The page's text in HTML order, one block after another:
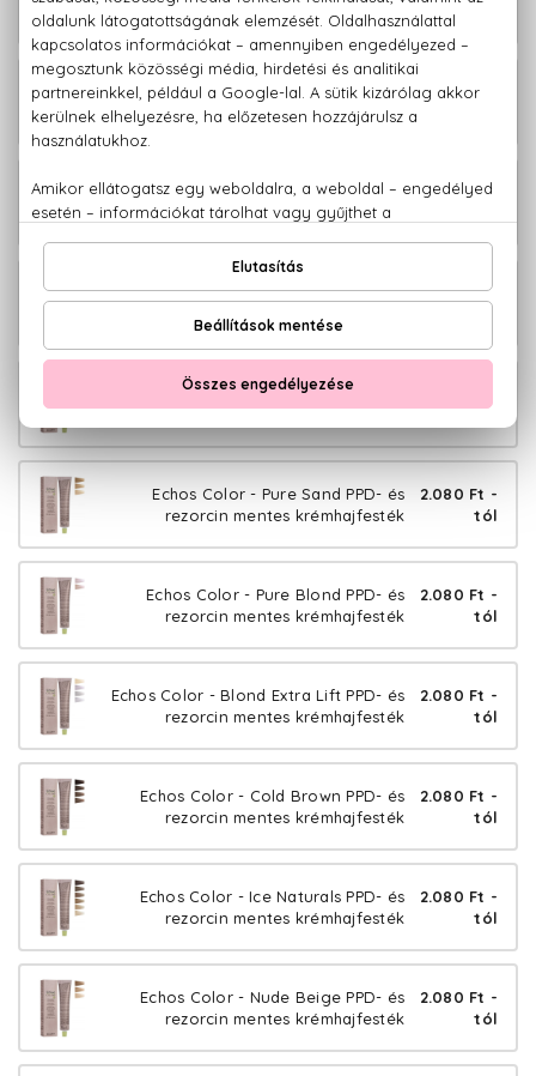
rezorcin mentes krémhajfesték
Echos Color - Copper Gold PPD- és
rezorcin mentes krémhajfesték
2.080 Ft -
Echos Color - Copper Wood PPD- és
rezorcin mentes krémhajfesték
2.080 Ft -
Echos Color - Extra Copper PPD- és
2.080 Ft -
Echos Color - Warm Naturals PPD- és
rezorcin mentes krémhajfesték
tól
Echos Color - Pure Sand PPD- és
rezorcin mentes krémhajfesték
2.080 Ft -
tól
Echos Color - Pure Blond PPD- és
rezorcin mentes krémhajfesték
2.080 Ft -
tól
Echos Color - Blond Extra Lift PPD- és
rezorcin mentes krémhajfesték
2.080 Ft -
tól
Echos Color - Cold Brown PPD- és
rezorcin mentes krémhajfesték
2.080 Ft -
tól
Echos Color - Ice Naturals PPD- és
rezorcin mentes krémhajfesték
2.080 Ft -
tól
Echos Color - Nude Beige PPD- és
rezorcin mentes krémhajfesték
2.080 Ft -
tól